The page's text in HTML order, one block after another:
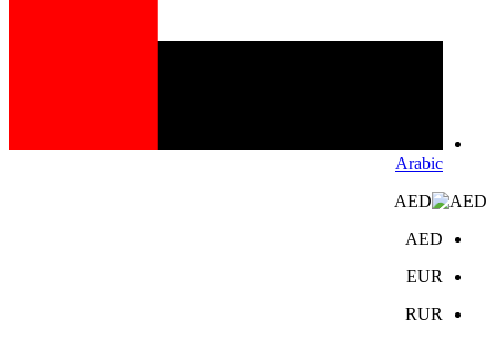
Arabic
AED
AED
EUR
RUR